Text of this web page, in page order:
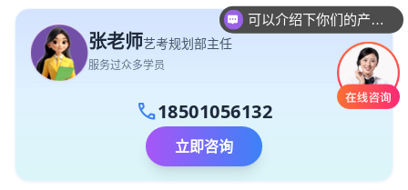
张老师艺考规划部主任
服务过众多学员
call18501056132
立即咨询
可以介绍下你们的产品么